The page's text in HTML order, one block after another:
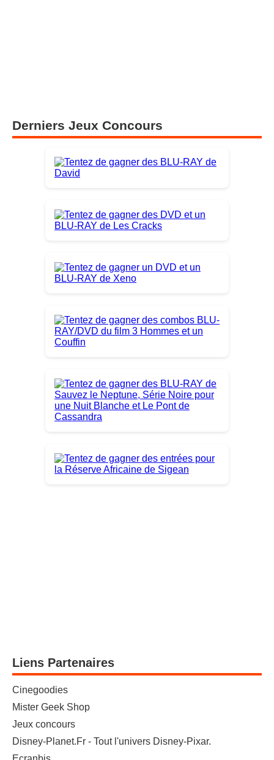
Derniers Jeux Concours
Liens Partenaires
Cinegoodies
Mister Geek Shop
Jeux concours
Disney-Planet.Fr - Tout l'univers Disney-Pixar.